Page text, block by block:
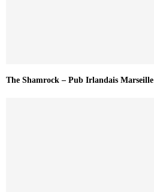
The Shamrock – Pub Irlandais Marseille